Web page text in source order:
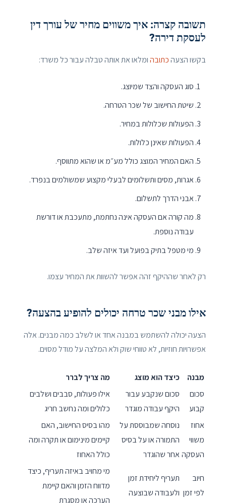
תשובה קצרה: איך משווים מחיר של עורך דין
לעסקת דירה?
בקשו הצעהכתובהומלאו את אותה טבלה עבור כל משרד:
סוג העסקה והצד שמיוצג.
שיטת החישוב של שכר הטרחה.
הפעולות שכלולות במחיר.
הפעולות שאינן כלולות.
האם המחיר המוצג כולל מע״מ או שהוא מתווסף.
אגרות, מסים ותשלומים לבעלי מקצוע שמשולמים בנפרד.
אבני הדרך לתשלום.
מה קורה אם העסקה אינה נחתמת, מתעכבת או דורשת
עבודה נוספת.
מי מטפל בתיק בפועל ועד איזה שלב.
רק לאחר שההיקף זהה אפשר להשוות את המחיר עצמו.
אילו מבני שכר טרחה יכולים להופיע בהצעה?
הצעה יכולה להשתמש במבנה אחד או לשלב כמה מבנים. אלה
אפשרויות חוזיות, לא טווחי שוק ולא המלצה על מודל מסוים.
מבנה כיצד הוא מוצג
מה צריך לברר
סכום
קבוע
סכום שנקבע עבור
היקף עבודה מוגדר
אילו פעולות, סבבים ושלבים
כלולים ומה נחשב חריג
אחוז
משווי
העסקה
נוסחה שמבוססת על
התמורה או על בסיס
אחר שהוגדר
מהו בסיס החישוב, האם
קיימים מינימום או תקרה ומה
כולל האחוז
חיוב
לפי זמן
תעריף ליחידת זמן
ולעבודה שבוצעה
מי מחויב באיזה תעריף, כיצד
מדווח הזמן והאם קיימת
הערכה או מסגרת